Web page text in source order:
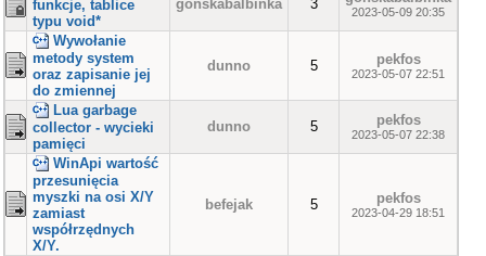
funkcje, tablice
typu void*
gonskabalbinka 3 2023-05-09 20:35
Wywołanie
metody system
oraz zapisanie jej
do zmiennej
dunno 5 pekfos
2023-05-07 22:51
Lua garbage
collector - wycieki
pamięci
dunno 5 pekfos
2023-05-07 22:38
WinApi wartość
przesunięcia
myszki na osi X/Y
zamiast
współrzędnych
X/Y.
befejak 5 pekfos
2023-04-29 18:51